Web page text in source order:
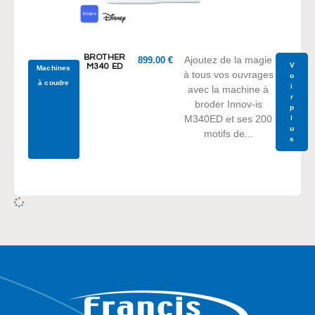
Machines
à coudre
BROTHER
M340 ED
899.00€
Ajoutez de la magie
à tous vos ouvrages
avec la machine à
broder Innov-is
M340ED et ses 200
motifs de...
V
o
i
r
p
u
s